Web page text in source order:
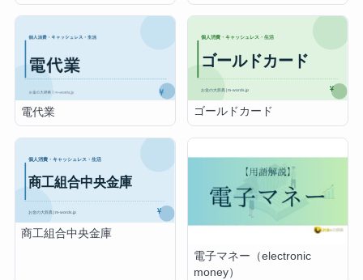
電代業 ゴールドカード
商工組合中央金庫
電子マネー（electronic
money）